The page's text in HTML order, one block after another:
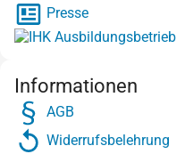
Presse
Informationen
AGB
Widerrufsbelehrung